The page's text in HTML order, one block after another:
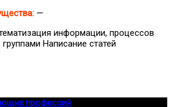
—
информации, процессов
Написание статей